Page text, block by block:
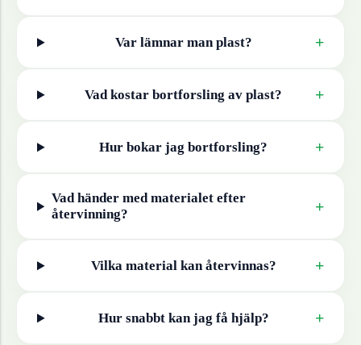
Var lämnar man plast? +
Vad kostar bortforsling av plast? +
Hur bokar jag bortforsling? +
Vad händer med materialet efter
återvinning?
+
Vilka material kan återvinnas? +
Hur snabbt kan jag få hjälp? +